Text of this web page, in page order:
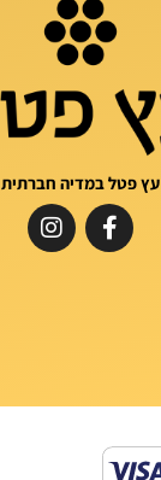
עץ פטל במדיה חברתית